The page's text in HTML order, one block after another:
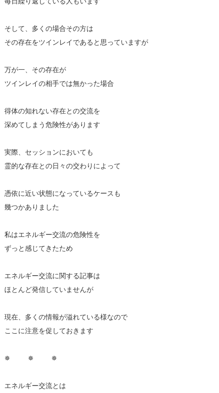
そして、多くの場合その方は
その存在をツインレイであると思っていますが
万が一、その存在が
ツインレイの相手では無かった場合
得体の知れない存在との交流を
深めてしまう危険性があります
実際、セッションにおいても
霊的な存在との日々の交わりによって
憑依に近い状態になっているケースも
幾つかありました
私はエネルギー交流の危険性を
ずっと感じてきたため
エネルギー交流に関する記事は
ほとんど発信していませんが
現在、多くの情報が溢れている様なので
ここに注意を促しておきます
✵ ✵ ✵
エネルギー交流とは